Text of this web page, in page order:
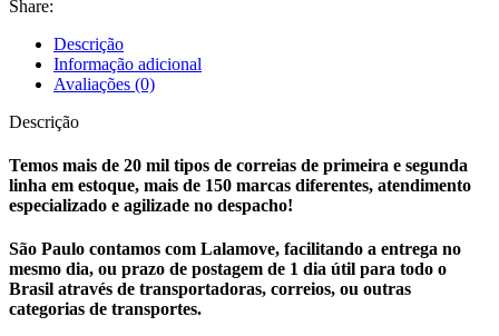
Share:
Descrição
Informação adicional
Avaliações (0)
Descrição
Temos mais de 20 mil tipos de correias de primeira e segunda
linha em estoque, mais de 150 marcas diferentes, atendimento
especializado e agilizade no despacho!
São Paulo contamos com Lalamove, facilitando a entrega no
mesmo dia, ou prazo de postagem de 1 dia útil para todo o
Brasil através de transportadoras, correios, ou outras
categorias de transportes.